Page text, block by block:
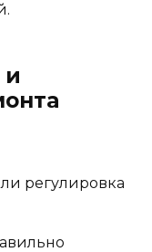
регулировка